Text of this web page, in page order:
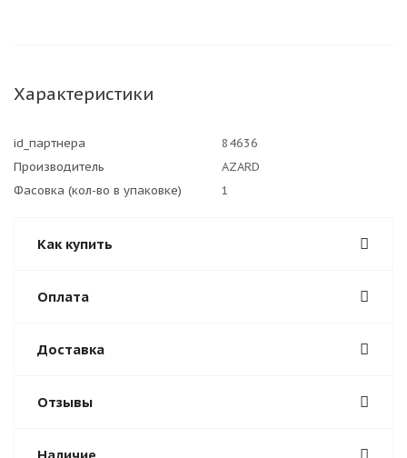
Характеристики
id_партнера
84636
Производитель
AZARD
Фасовка (кол-во в упаковке)
1
Как купить
Оплата
Доставка
Отзывы